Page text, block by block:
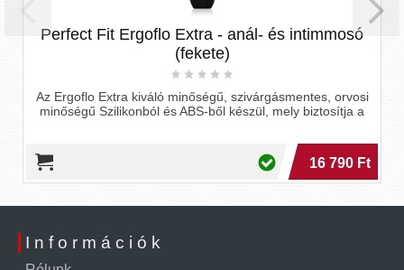
Perfect Fit Ergoflo Extra - anál- és intimmosó
(fekete)
Az Ergoflo Extra kiváló minőségű, szivárgásmentes, orvosi
minőségű Szilikonból és ABS-ből készül, mely biztosítja a
16 790 Ft
Információk